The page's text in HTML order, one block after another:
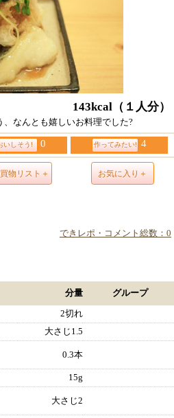
143kcal （１人分）
なんとも嬉しいお料理でした?
いしそう! 0 作ってみたい! 4
物リスト＋ お気に入り＋
できレポ・コメント総数：0
分量 グループ
2切れ
大さじ1.5
0.3本
15g
大さじ2